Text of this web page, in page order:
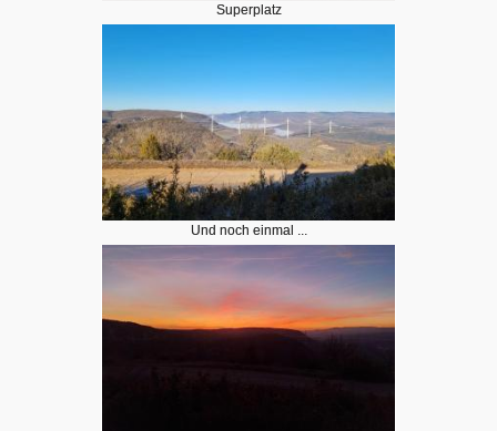
Superplatz
Und noch einmal ...